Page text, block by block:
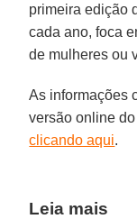
primeira edição
cada ano, foca
de mulheres ou
As informações
versão online
clicando aqui.
Leia mais